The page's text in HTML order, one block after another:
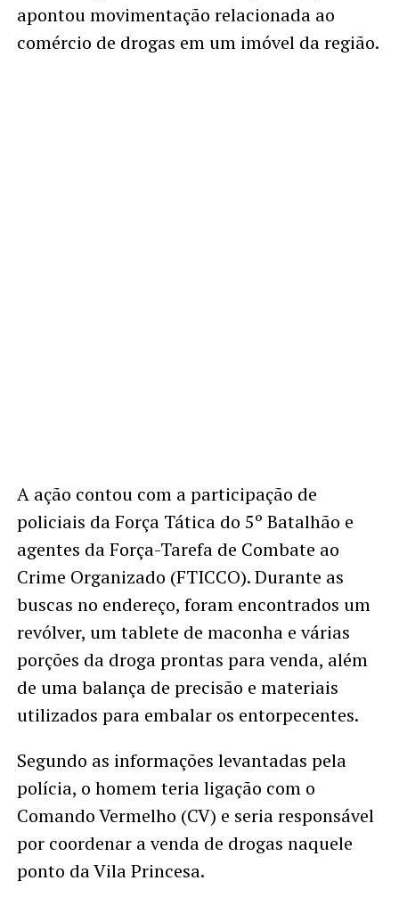
apontou movimentação relacionada ao
comércio de drogas em um imóvel da região.
A ação contou com a participação de
policiais da Força Tática do 5º Batalhão e
agentes da Força-Tarefa de Combate ao
Crime Organizado (FTICCO). Durante as
buscas no endereço, foram encontrados um
revólver, um tablete de maconha e várias
porções da droga prontas para venda, além
de uma balança de precisão e materiais
utilizados para embalar os entorpecentes.
Segundo as informações levantadas pela
polícia, o homem teria ligação com o
Comando Vermelho (CV) e seria responsável
por coordenar a venda de drogas naquele
ponto da Vila Princesa.